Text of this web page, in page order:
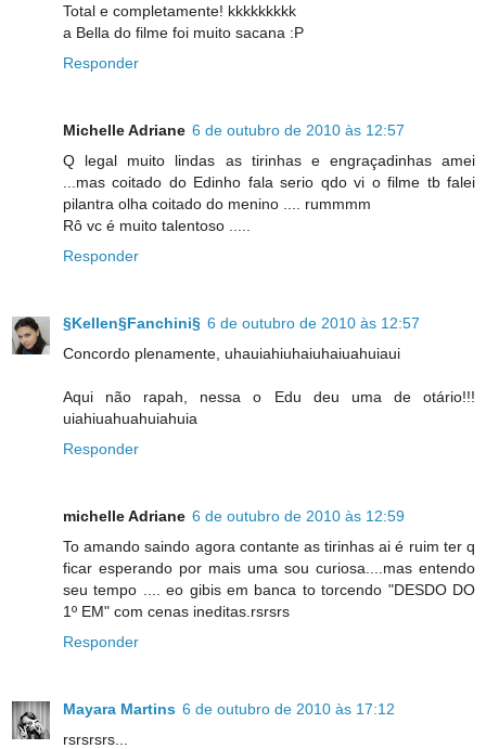
Total e completamente! kkkkkkkkk
a Bella do filme foi muito sacana :P
Responder
Michelle Adriane 6 de outubro de 2010 às 12:57
Q legal muito lindas as tirinhas e engraçadinhas amei
...mas coitado do Edinho fala serio qdo vi o filme tb falei
pilantra olha coitado do menino .... rummmm
Rô vc é muito talentoso .....
Responder
§Kellen§Fanchini§ 6 de outubro de 2010 às 12:57
Concordo plenamente, uhauiahiuhaiuhaiuahuiaui
Aqui não rapah, nessa o Edu deu uma de otário!!!
uiahiuahuahuiahuia
Responder
michelle Adriane 6 de outubro de 2010 às 12:59
To amando saindo agora contante as tirinhas ai é ruim ter q
ficar esperando por mais uma sou curiosa....mas entendo
seu tempo .... eo gibis em banca to torcendo "DESDO DO
1º EM" com cenas ineditas.rsrsrs
Responder
Mayara Martins 6 de outubro de 2010 às 17:12
rsrsrsrs...